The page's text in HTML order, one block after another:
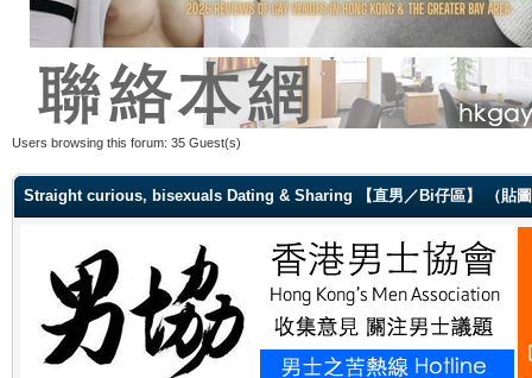
Users browsing this forum: 35 Guest(s)
Straight curious, bisexuals Dating & Sharing 【直男／Bi仔區】 （貼